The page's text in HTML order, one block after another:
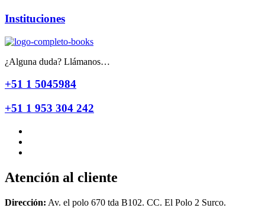
Instituciones
¿Alguna duda? Llámanos…
+51 1 5045984
+51 1 953 304 242
Atención al cliente
Dirección: Av. el polo 670 tda B102. CC. El Polo 2 Surco.